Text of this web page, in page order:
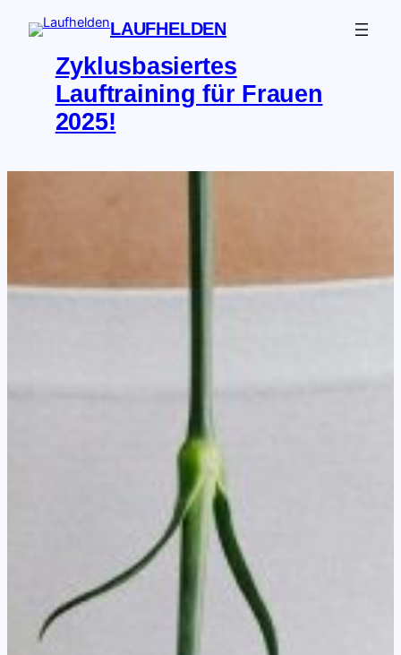
Inhalt
springen
LAUFHELDEN
Zyklusbasiertes
Lauftraining für Frauen
2025!